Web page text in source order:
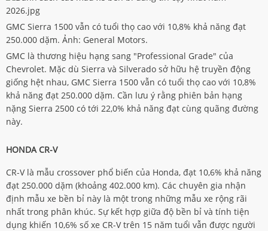
GMC Sierra 1500 vẫn có tuổi thọ cao với 10,8% khả năng đạt
250.000 dặm. Ảnh: General Motors.
GMC là thương hiệu hạng sang "Professional Grade" của
Chevrolet. Mặc dù Sierra và Silverado sở hữu hệ truyền động
giống hệt nhau, GMC Sierra 1500 vẫn có tuổi thọ cao với 10,8%
khả năng đạt 250.000 dặm. Cần lưu ý rằng phiên bản hạng
nặng Sierra 2500 có tới 22,0% khả năng đạt cùng quãng đường
này.
HONDA CR-V
CR-V là mẫu crossover phổ biến của Honda, đạt 10,6% khả năng
đạt 250.000 dặm (khoảng 402.000 km). Các chuyên gia nhận
định mẫu xe bền bỉ này là một trong những mẫu xe rộng rãi
nhất trong phân khúc. Sự kết hợp giữa độ bền bỉ và tính tiện
dụng khiến 10,6% số xe CR-V trên 15 năm tuổi vẫn được người